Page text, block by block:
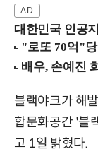
대한민국 인공지능
블랙야크가 해
합문화공간 '블
고 1일 밝혔다.